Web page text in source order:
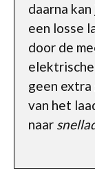
daarna kan
een losse
door de
geen extra
van het
naar